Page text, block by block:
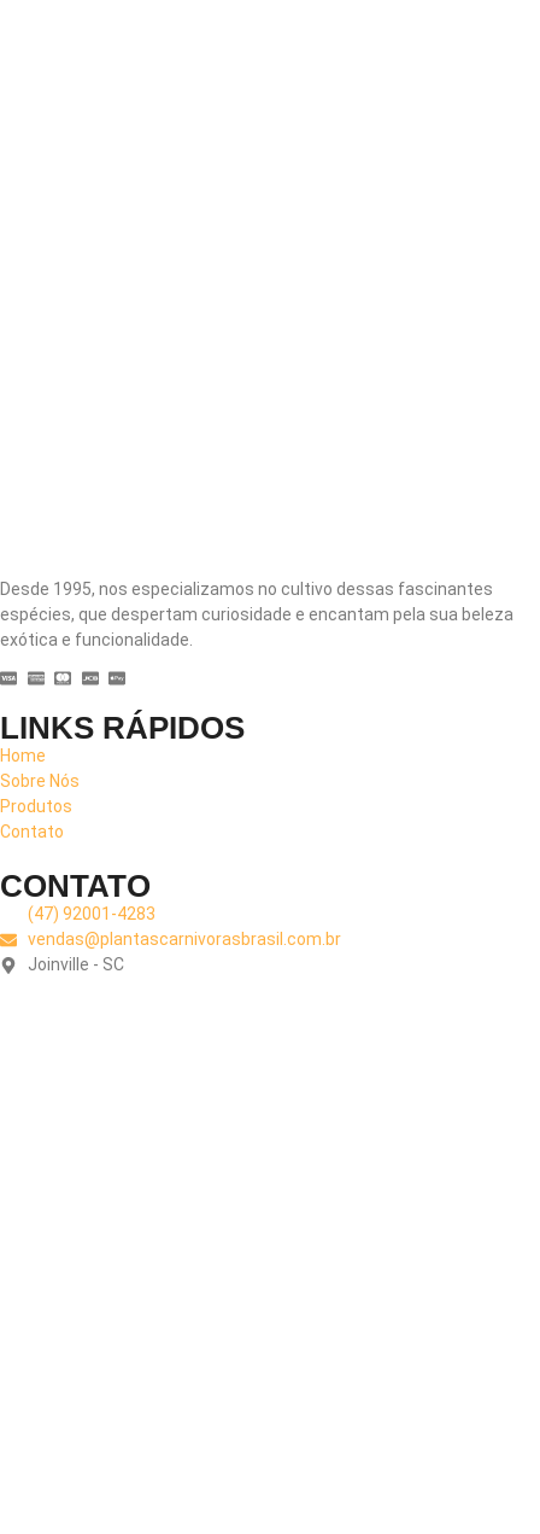
Desde 1995, nos especializamos no cultivo dessas fascinantes
espécies, que despertam curiosidade e encantam pela sua beleza
exótica e funcionalidade.
LINKS RÁPIDOS
Home
Sobre Nós
Produtos
Contato
CONTATO
(47) 92001-4283
vendas@plantascarnivorasbrasil.com.br
Joinville - SC